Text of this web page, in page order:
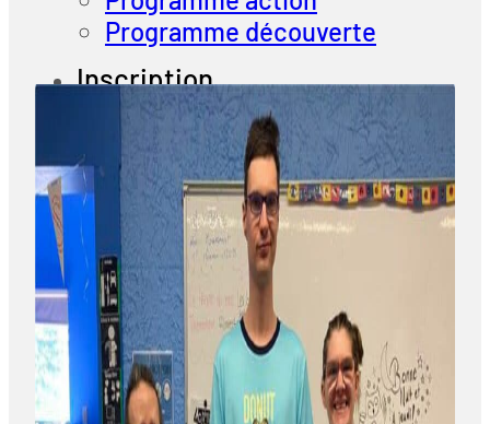
Programme découverte
Inscription
Actualités
Financement
À propos
Contact
Donnez